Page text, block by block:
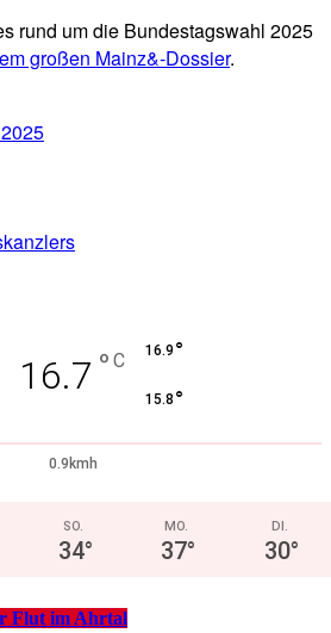
rund um die Bundestagswahl 2025
großen Mainz&-Dossier.
16.7 ° C 16.9 °
15.8 °
0.9kmh
SO.
34°
MO.
37°
DI.
30°
Flut im Ahrtal